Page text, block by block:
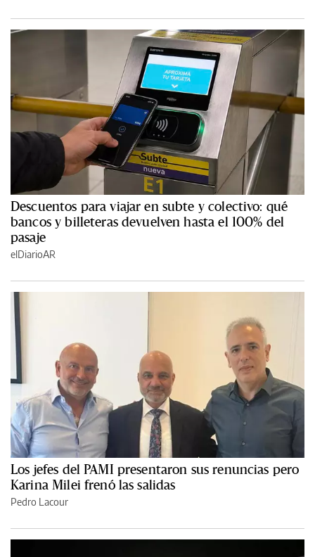
Descuentos para viajar en subte y colectivo: qué
bancos y billeteras devuelven hasta el 100% del
pasaje
elDiarioAR
Los jefes del PAMI presentaron sus renuncias pero
Karina Milei frenó las salidas
Pedro Lacour